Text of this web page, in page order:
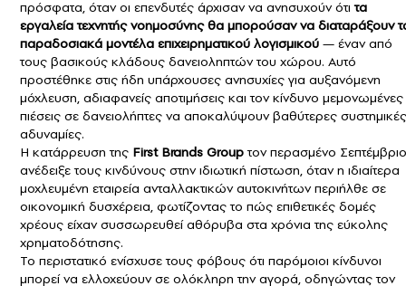
πρόσφατα, όταν οι επενδυτές άρχισαν να ανησυχούν ότιτα
εργαλεία τεχνητής νοημοσύνης θα μπορούσαν να διαταράξουν
παραδοσιακά μοντέλα επιχειρηματικού λογισμικού — έναν από
τους βασικούς κλάδους δανειοληπτών του χώρου. Αυτό
προστέθηκε στις ήδη υπάρχουσες ανησυχίες για αυξανόμενη
μόχλευση, αδιαφανείς αποτιμήσεις και τον κίνδυνο μεμονωμένες
πιέσεις σε δανειολήπτες να αποκαλύψουν βαθύτερες συστημικές
αδυναμίες.
Η κατάρρευση της First Brands Groupτον περασμένο Σεπτέμβριο
ανέδειξε τους κινδύνους στην ιδιωτική πίστωση, όταν η ιδιαίτερα
μοχλευμένη εταιρεία ανταλλακτικών αυτοκινήτων περιήλθε σε
οικονομική δυσχέρεια, φωτίζοντας το πώς επιθετικές δομές
χρέους είχαν συσσωρευθεί αθόρυβα στα χρόνια της εύκολης
χρηματοδότησης.
Το περιστατικό ενίσχυσε τους φόβους ότι παρόμοιοι κίνδυνοι
μπορεί να ελλοχεύουν σε ολόκληρη την αγορά, οδηγώντας τον